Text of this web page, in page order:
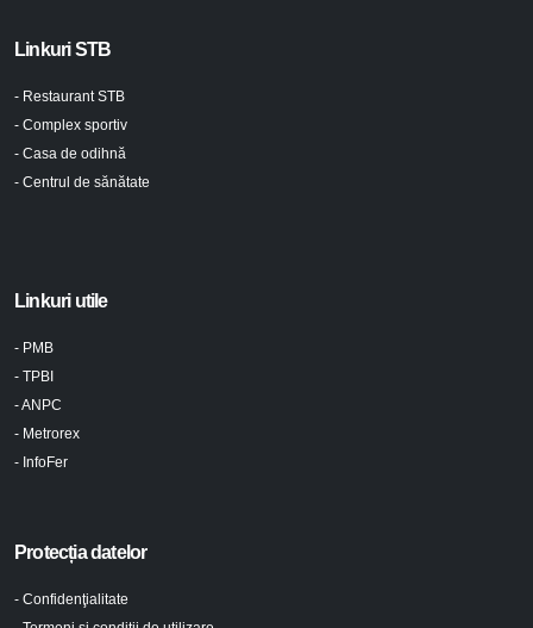
Linkuri STB
- Restaurant STB
- Complex sportiv
- Casa de odihnă
- Centrul de sănătate
Linkuri utile
- PMB
- TPBI
- ANPC
- Metrorex
- InfoFer
Protecția datelor
- Confidenţialitate